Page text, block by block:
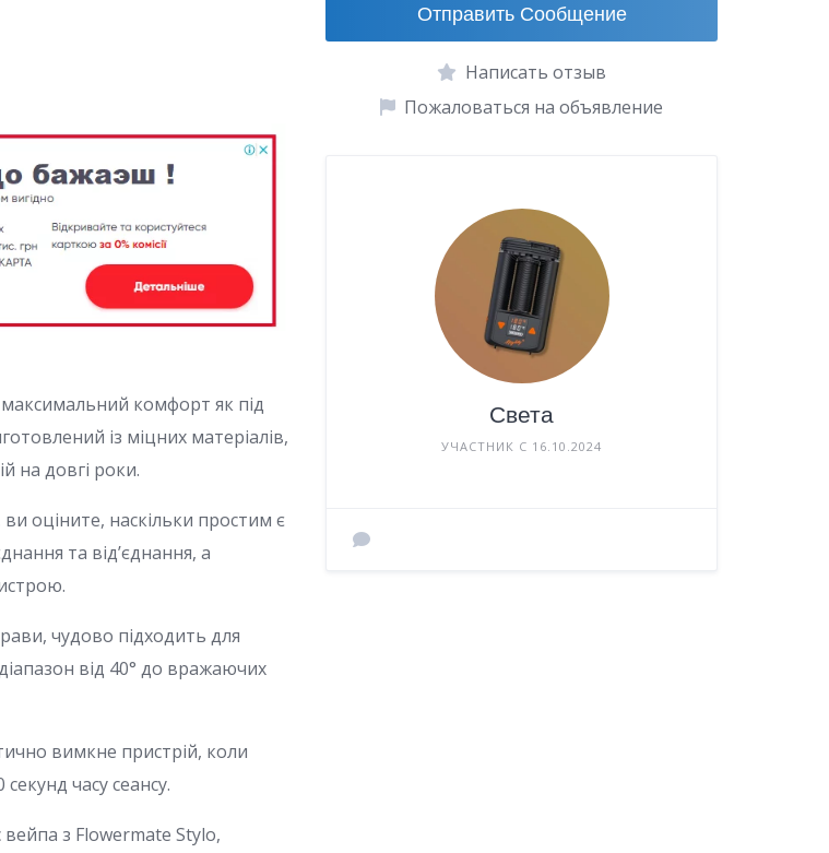
комфорт як під
із міцних матеріалів,
на довгі роки.
оціните, наскільки простим є
та від’єднання, а
чудово підходить для
від 40° до вражаючих
вимкне пристрій, коли
часу сеансу.
з Flowermate Stylo,
Отправить Сообщение
Написать отзыв
Пожаловаться на объявление
Света
УЧАСТНИК С 16.10.2024